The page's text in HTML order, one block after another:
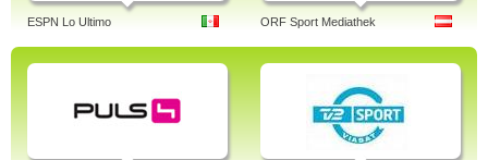
ESPN Lo Ultimo ORF Sport Mediathek